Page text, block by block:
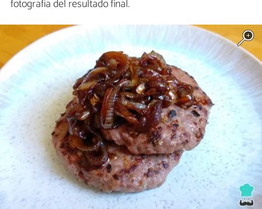
fotografía del resultado final.